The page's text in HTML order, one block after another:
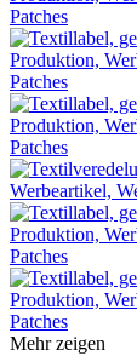
Mehr zeigen